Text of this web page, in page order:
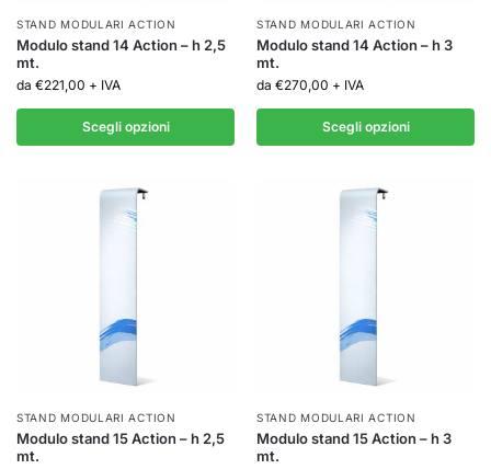
STAND MODULARI ACTION
Modulo stand 14 Action – h 2,5
mt.
da €221,00 + IVA
Scegli opzioni
STAND MODULARI ACTION
Modulo stand 14 Action – h 3
mt.
da €270,00 + IVA
Scegli opzioni
STAND MODULARI ACTION
Modulo stand 15 Action – h 2,5
mt.
STAND MODULARI ACTION
Modulo stand 15 Action – h 3
mt.